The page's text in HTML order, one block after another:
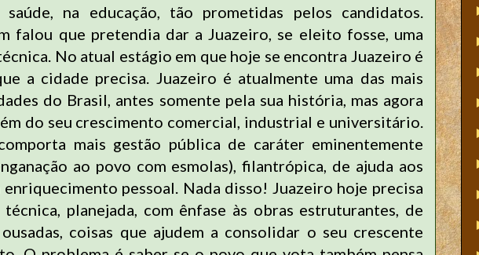
na educação, tão prometidas pelos candidatos.
falou que pretendia dar a Juazeiro, se eleito fosse, uma
No atual estágio em que hoje se encontra Juazeiro é
a cidade precisa. Juazeiro é atualmente uma das mais
do Brasil, antes somente pela sua história, mas agora
do seu crescimento comercial, industrial e universitário.
mais gestão pública de caráter eminentemente
ao povo com esmolas), filantrópica, de ajuda aos
enriquecimento pessoal. Nada disso! Juazeiro hoje precisa
planejada, com ênfase às obras estruturantes, de
coisas que ajudem a consolidar o seu crescente